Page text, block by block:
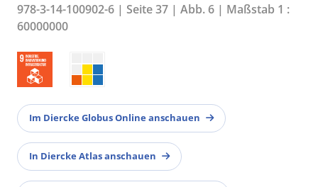
978-3-14-100902-6 | Seite 37 | Abb. 6 | Maßstab 1 :
60000000
Im Diercke Globus Online anschauen
In Diercke Atlas anschauen